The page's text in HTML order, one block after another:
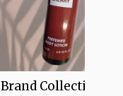
Brand Collection